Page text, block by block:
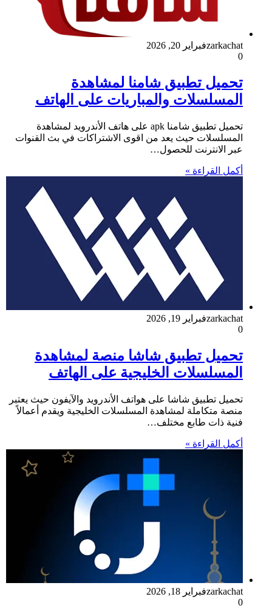
zarkachatفبراير 20, 2026
0
تحميل تطبيق شامنا لمشاهدة
المسلسلات والمباريات على الهاتف
تحميل تطبيق شامنا apk على هاتف الأندرويد لمشاهدة
المسلسلات حيث يعد من اقوى الاشتراكات في بث القنوات
عبر الانترنت للحصول…
أكمل القراءة »
zarkachatفبراير 19, 2026
0
تحميل تطبيق شاشا منصة لمشاهدة
المسلسلات الخليجية على الهاتف
تحميل تطبيق شاشا على هواتف الأندرويد والآيفون حيث يعتبر
منصة متكاملة لمشاهدة المسلسلات الخليجية ويقدم أعمالاً
فنية ذات طابع مختلف…
أكمل القراءة »
zarkachatفبراير 18, 2026
0